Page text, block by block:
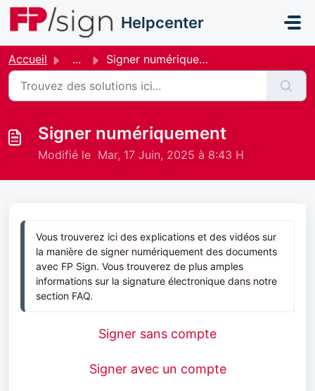
Passer au contenu principal
Helpcenter
Accueil ... Signer numériquement
Signer numériquement
Modifié le Mar, 17 Juin, 2025 à 8:43 H
Vous trouverez ici des explications et des vidéos sur
la manière de signer numériquement des documents
avec FP Sign. Vous trouverez de plus amples
informations sur la signature électronique dans notre
section FAQ.
Signer sans compte
Signer avec un compte